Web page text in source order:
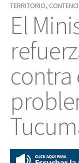
TERRITORIO,
El
contra